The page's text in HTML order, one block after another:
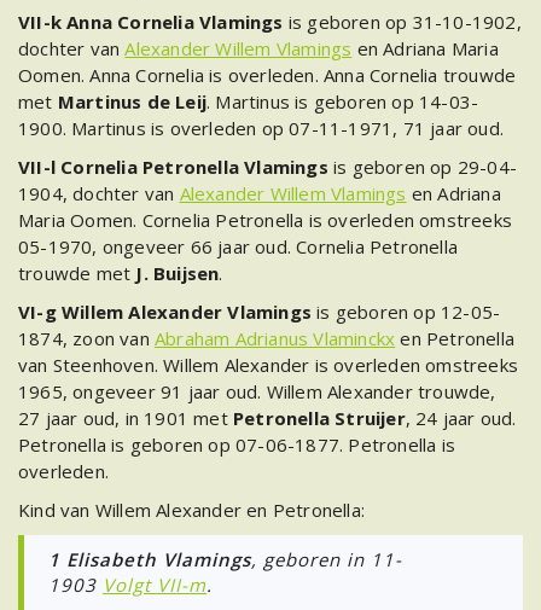
VII-k Anna Cornelia Vlamings is geboren op 31-10-1902,
dochter vanAlexander Willem Vlamings en Adriana Maria
Oomen. Anna Cornelia is overleden. Anna Cornelia trouwde
met Martinus de Leij. Martinus is geboren op 14-03-
1900. Martinus is overleden op 07-11-1971, 71 jaar oud.
VII-l Cornelia Petronella Vlamings is geboren op 29-04-
1904, dochter van Alexander Willem Vlamings en Adriana
Maria Oomen. Cornelia Petronella is overleden omstreeks
05-1970, ongeveer 66 jaar oud. Cornelia Petronella
trouwde met J. Buijsen.
VI-g Willem Alexander Vlamings is geboren op 12-05-
1874, zoon van Abraham Adrianus Vlaminckx en Petronella
van Steenhoven. Willem Alexander is overleden omstreeks
1965, ongeveer 91 jaar oud. Willem Alexander trouwde,
27 jaar oud, in 1901 met Petronella Struijer, 24 jaar oud.
Petronella is geboren op 07-06-1877. Petronella is
overleden.
Kind van Willem Alexander en Petronella:
1 Elisabeth Vlamings, geboren in 11-
1903 Volgt VII-m.